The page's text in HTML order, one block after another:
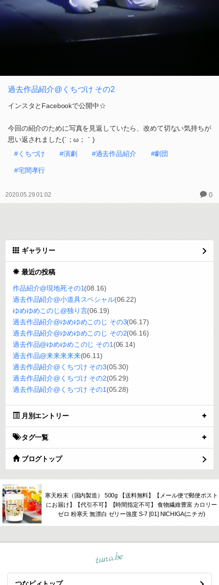
過去作品紹介@くちづけ その2
インスタとFacebookで公開中☆
今回の紹介のために写真を見返していたら、改めて切ない気持ちが
思い返されました(´；ω；｀)
#くちづけ
#演劇 #過去作品紹介 #劇団
#宅間孝行
2020.05.29 01:02 0
ギャラリー
最近の投稿
作品紹介@現地死その1(08.16)
過去作品紹介@小道具スペシャル(06.22)
ゆめゆめこのじ@独り言(06.19)
過去作品紹介@ゆめゆめこのじ その3(06.17)
過去作品紹介@ゆめゆめこのじ その2(06.16)
過去作品@ゆめゆめこのじ その1 (06.14)
過去作品@来来来来来(06.11)
過去作品紹介@くちづけ その3(05.30)
過去作品紹介@くちづけ その2(05.29)
過去作品紹介@くちづけ その1 (05.28)
月別エントリー
タグ一覧
ブログトップ
寒天粉末（国内製造） 500g 【送料無料】【メール便で郵便ポスト
にお届け】【代引不可】【時間指定不可】 食物繊維豊富 カロリー
ゼロ 粉寒天 無漂白 ゼリー強度 S-7 [01] NICHIGA(ニチガ)
tuna.be